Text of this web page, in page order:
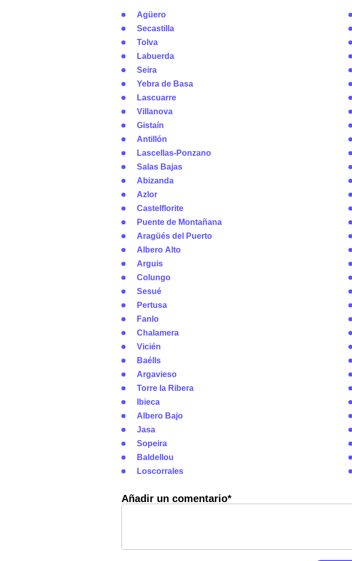
Agüero
Secastilla
Tolva
Labuerda
Seira
Yebra de Basa
Lascuarre
Villanova
Gistaín
Antillón
Lascellas-Ponzano
Salas Bajas
Abizanda
Azlor
Castelflorite
Puente de Montañana
Aragüés del Puerto
Albero Alto
Arguis
Colungo
Sesué
Pertusa
Fanlo
Chalamera
Vicién
Baélls
Argavieso
Torre la Ribera
Ibieca
Albero Bajo
Jasa
Sopeira
Baldellou
Loscorrales
Añadir un comentario*